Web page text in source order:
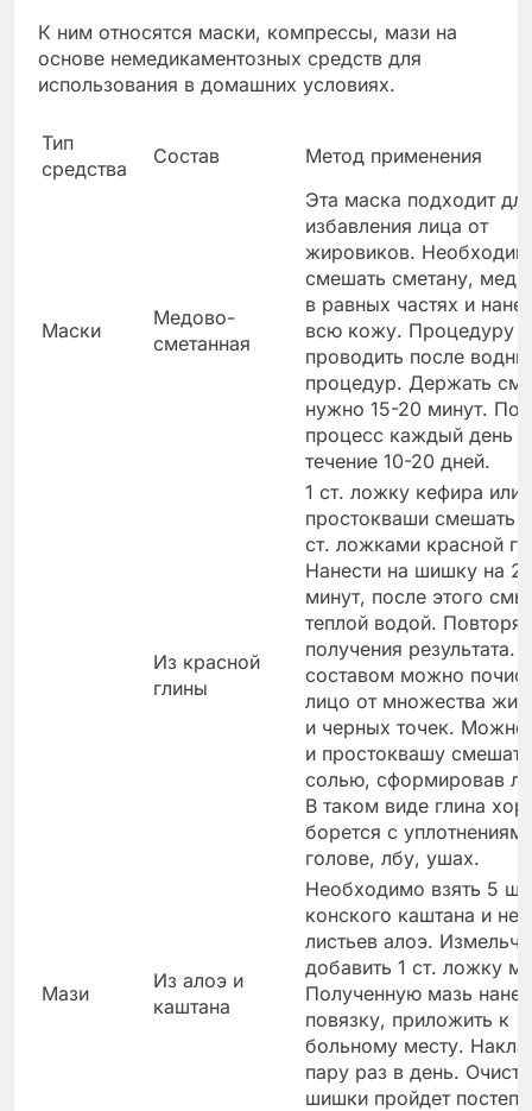
К ним относятся маски, компрессы, мази на
основе немедикаментозных средств для
использования в домашних условиях.
Тип
средства
Состав Метод применения
Маски
Медово-
сметанная
Эта маска подходит
избавления лица от
жировиков.
смешать сметану, мед
в равных частях и
всю кожу. Процедуру
проводить после
процедур. Держать
нужно 15-20 минут.
процесс каждый день в
течение 10-20 дней.
Из красной
глины
1 ст. ложку кефира или
простокваши смешать
ст. ложками красной
Нанести на шишку на
минут, после этого
теплой водой.
получения результата.
составом можно
лицо от множества
и черных точек. Можно
и простоквашу
солью, сформировав
В таком виде глина
борется с
голове, лбу, ушах.
Мази
Из алоэ и
каштана
Необходимо взять 5
конского каштана и
листьев алоэ.
добавить 1 ст. ложку
Полученную мазь
повязку, приложить к
больному месту.
пару раз в день.
шишки пройдет